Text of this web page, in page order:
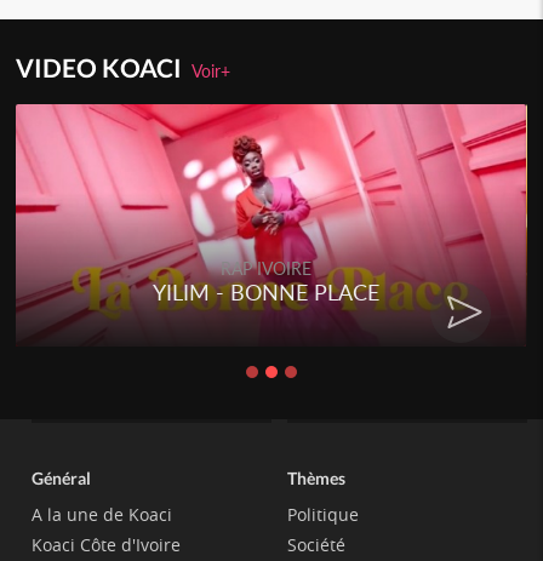
VIDEO KOACIVoir+
RAP IVOIRE
YILIM - BONNE PLACE
Général
A la une de Koaci
Koaci Côte d'Ivoire
Thèmes
Politique
Société